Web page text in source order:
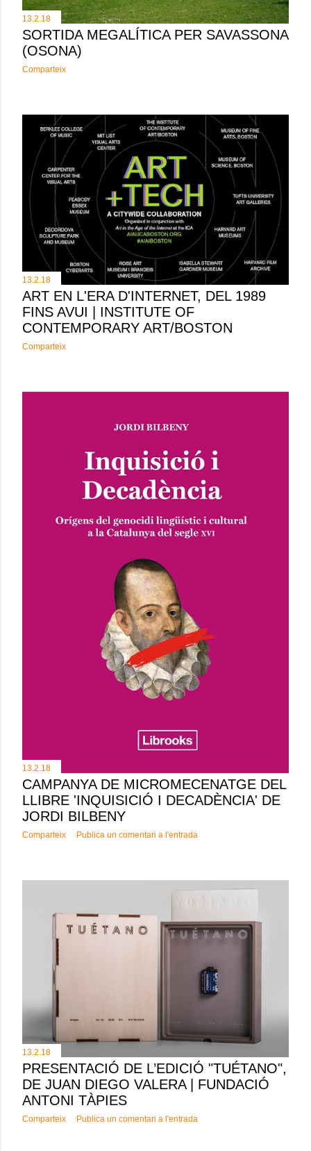
13.2.18
SORTIDA MEGALÍTICA PER SAVASSONA
(OSONA)
Comparteix
13.2.18
ART EN L'ERA D'INTERNET, DEL 1989
FINS AVUI | INSTITUTE OF
CONTEMPORARY ART/BOSTON
Comparteix
13.2.18
CAMPANYA DE MICROMECENATGE DEL
LLIBRE 'INQUISICIÓ I DECADÈNCIA' DE
JORDI BILBENY
Comparteix Publica un comentari a l'entrada
13.2.18
PRESENTACIÓ DE L’EDICIÓ "TUÉTANO",
DE JUAN DIEGO VALERA | FUNDACIÓ
ANTONI TÀPIES
Comparteix Publica un comentari a l'entrada